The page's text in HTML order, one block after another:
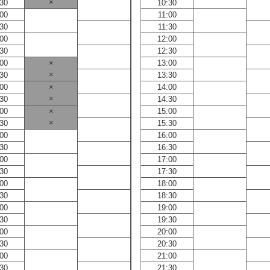
×
×
×
×
×
×
×
10:30
11:00
11:30
12:00
12:30
13:00
13:30
14:00
14:30
15:00
15:30
16:00
16:30
17:00
17:30
18:00
18:30
19:00
19:30
20:00
20:30
21:00
21:30